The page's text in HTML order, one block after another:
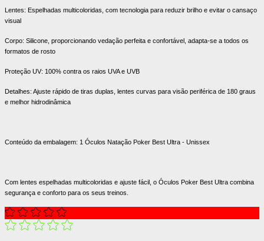
Lentes: Espelhadas multicoloridas, com tecnologia para reduzir brilho e evitar o cansaço
visual
Corpo: Silicone, proporcionando vedação perfeita e confortável, adapta-se a todos os
formatos de rosto
Proteção UV: 100% contra os raios UVA e UVB
Detalhes: Ajuste rápido de tiras duplas, lentes curvas para visão periférica de 180 graus
e melhor hidrodinâmica
Conteúdo da embalagem: 1 Óculos Natação Poker Best Ultra - Unissex
Com lentes espelhadas multicoloridas e ajuste fácil, o Óculos Poker Best Ultra combina
segurança e conforto para os seus treinos.